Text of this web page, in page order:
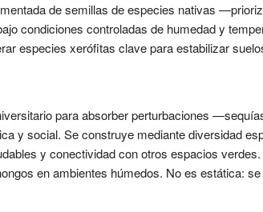
de semillas de especies nativas
condiciones controladas de humedad y
especies xerófitas clave para estabilizar
para absorber perturbaciones
y social. Se construye mediante diversidad
y conectividad con otros espacios
en ambientes húmedos. No es estática: